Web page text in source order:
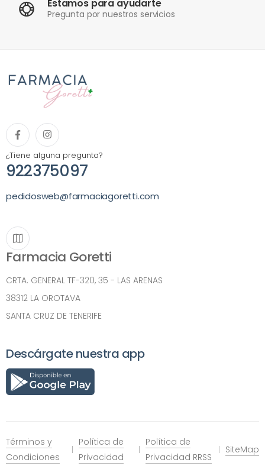
Estamos para ayudarte
Pregunta por nuestros servicios
¿Tiene alguna pregunta?
922375097
pedidosweb@farmaciagoretti.com
Farmacia Goretti
CRTA. GENERAL TF-320, 35 - LAS ARENAS
38312 LA OROTAVA
SANTA CRUZ DE TENERIFE
Descárgate nuestra app
Términos y
Condiciones
Política de
Privacidad
Política de
Privacidad RRSS
SiteMap